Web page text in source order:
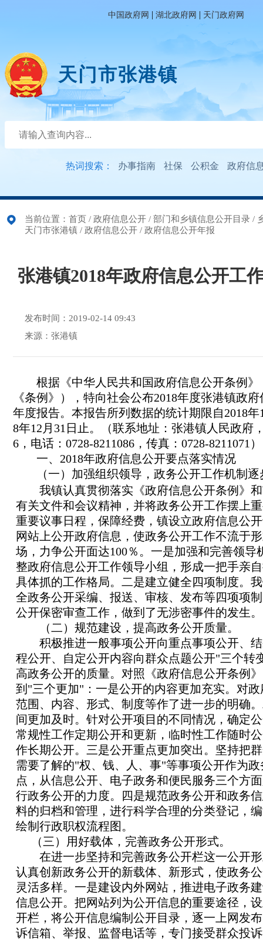
中国政府网 | 湖北政府网 | 天门政府网
天门市张港镇
热词搜索： 办事指南 社保 公积金 政府信
当前位置： 首页 / 政府信息公开 / 部门和乡镇信息公开目录 /
天门市张港镇 / 政府信息公开 / 政府信息公开年报
张港镇2018年政府信息公开工
发布时间：2019-02-14 09:43
来源：张港镇
根据《中华人民共和国政府信息公开条例》
《条例》），特向社会公布2018年度张港镇政
年度报告。本报告所列数据的统计期限自2018年
8年12月31日止。（联系地址：张港镇人民政府
6，电话：0728-8211086 ，传真： 0728-8211071 ）
一、 2018年政府信息公开要点落实情况
（一）加强组织领导，政务公开工作机制
我镇认真贯彻落实《政府信息公开条例》和
有关文件和会议精神，并将政务公开工作摆上
重要议事日程，保障经费，镇设立政府信息公
网站上公开政府信息，使政务公开工作不流于
场，力争公开面达100％。一是加强和完善领导
整政府信息公开工作领导小组，形成一把手亲
具体抓的工作格局。二是建立健全四项制度。
全政务公开采编、报送、审核、发布等四项项
公开保密审查工作，做到了无涉密事件的发生。
（二）规范建设，提高政务公开质量。
积极推进一般事项公开向重点事项公开、结
程公开、自定公开内容向群众点题公开"三个转
高政务公开的质量。对照《政府信息公开条例
到"三个更加"：一是公开的内容更加充实。对
范围、内容、形式、制度等作了进一步的明确
间更加及时。针对公开项目的不同情况，确定
常规性工作定期公开和更新，临时性工作随时
作长期公开。三是公开重点更加突出。坚持把
需要了解的"权、钱、人、事"等事项公开作为
点，从信息公开、电子政务和便民服务三个方
行政务公开的力度。四是规范政务公开和政务
料的归档和管理，进行科学合理的分类登记，
绘制行政职权流程图。
（三）用好载体，完善政务公开形式。
在进一步坚持和完善政务公开栏这一公开形
认真创新政务公开的新载体、新形式，使政务
灵活多样。一是建设内外网站，推进电子政务
信息公开。把网站列为公开信息的重要途径，
开栏，将公开信息编制公开目录，逐一上网发
诉信箱、举报、监督电话等，专门接受群众投